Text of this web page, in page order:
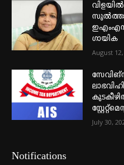
വിളയിൽ
ഗായിക
August
July 30,
Notifications